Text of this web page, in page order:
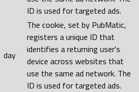
ID is used for targeted ads.
day
The cookie, set by PubMatic,
registers a unique ID that
identifies a returning user's
device across websites that
use the same ad network. The
ID is used for targeted ads.